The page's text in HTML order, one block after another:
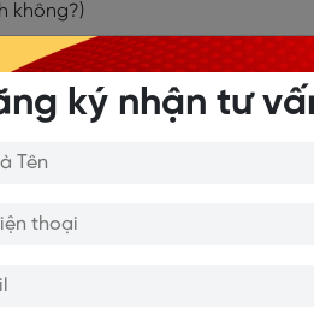
không?)
for taking photos? (Thiết bị có
photographer is a
việc tốt không?)
of digital photography?
a thousand words? (Khi
ký nhận tư